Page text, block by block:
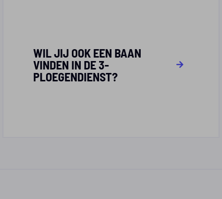
WIL JIJ OOK EEN BAAN
VINDEN IN DE 3-
PLOEGENDIENST?